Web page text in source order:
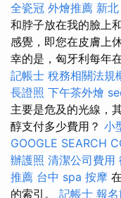
全瓷冠 外燴推薦 新
和脖子放在我的臉上
感覺，即您在皮膚上
幸的是，匈牙利每年
記帳士 稅務相關法規
長證照 下午茶外燴
主要是危及的光線，
醇支付多少費用？ 小
GOOGLE SEARCH
辦護照 清潔公司費用
推薦 台中 spa 按摩
的索引。 記帳士 報